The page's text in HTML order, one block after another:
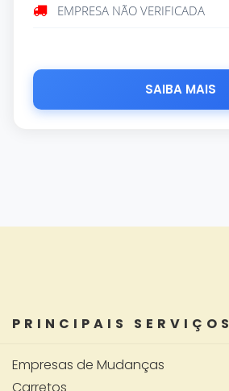
EMPRESA NÃO VERIFICADA
SAIBA MAIS
PRINCIPAIS SERVIÇOS
Empresas de Mudanças